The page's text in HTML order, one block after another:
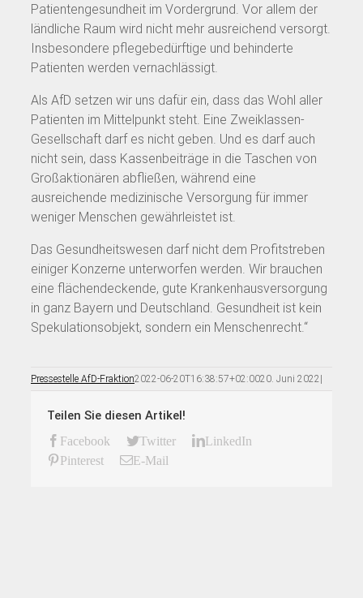
Patientengesundheit im Vordergrund. Vor allem der
ländliche Raum wird nicht mehr ausreichend versorgt.
Insbesondere pflegebedürftige und behinderte
Patienten werden vernachlässigt.
Als AfD setzen wir uns dafür ein, dass das Wohl aller
Patienten im Mittelpunkt steht. Eine Zweiklassen-
Gesellschaft darf es nicht geben. Und es darf auch
nicht sein, dass Kassenbeiträge in die Taschen von
Großaktionären abfließen, während eine
ausreichende medizinische Versorgung für immer
weniger Menschen gewährleistet ist.
Das Gesundheitswesen darf nicht dem Profitstreben
einiger Konzerne unterworfen werden. Wir brauchen
eine flächendeckende, gute Krankenhausversorgung
in ganz Bayern und Deutschland. Gesundheit ist kein
Spekulationsobjekt, sondern ein Menschenrecht.“
Pressestelle AfD-Fraktion2022-06-20T16:38:57+02:0020. Juni 2022 |
Teilen Sie diesen Artikel!
Facebook Twitter
LinkedIn
Pinterest
E-Mail